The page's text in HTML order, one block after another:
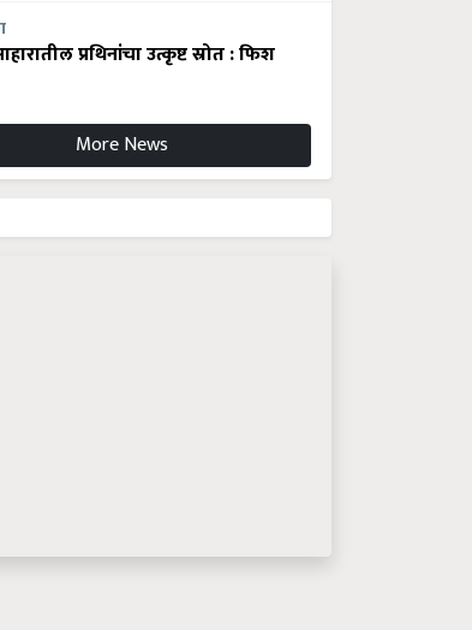
प्रथिनांचा उत्कृष्ट स्रोत : फिश
More News